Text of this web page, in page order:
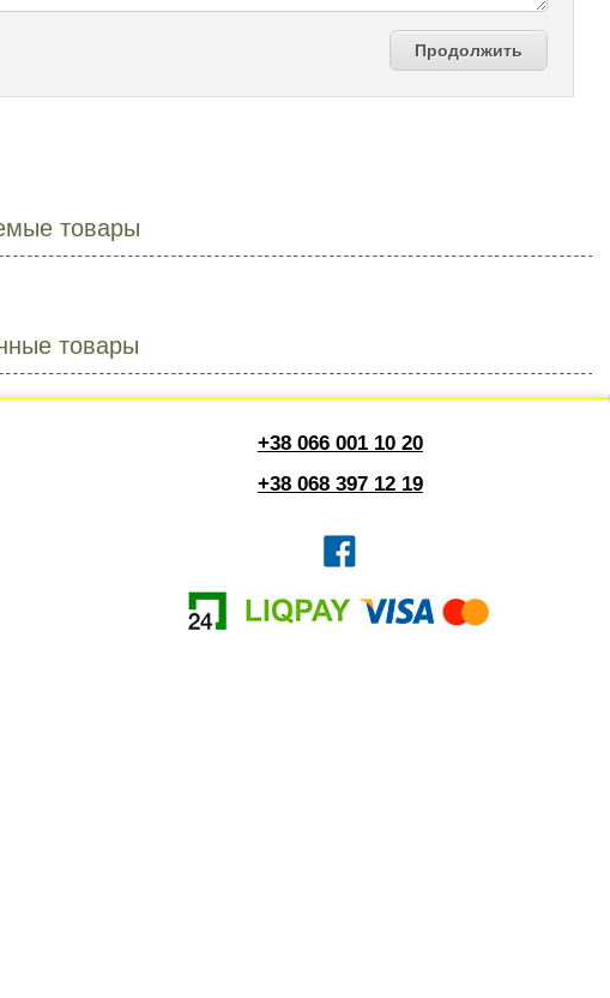
Продолжить
товары
товары
+38 066 001 10 20
+38 068 397 12 19